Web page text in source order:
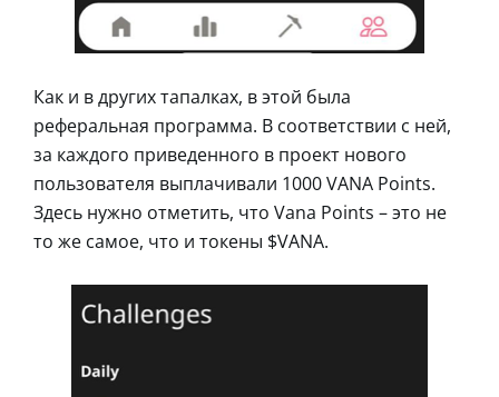
Как и в других тапалках, в этой была
реферальная программа. В соответствии с ней,
за каждого приведенного в проект нового
пользователя выплачивали 1000 VANA Points.
Здесь нужно отметить, что Vana Points – это не
то же самое, что и токены $VANA.